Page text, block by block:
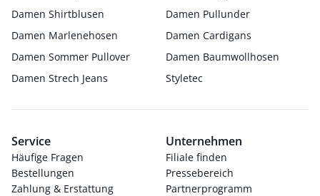
Damen Shirtblusen
Damen Pullunder
Damen Marlenehosen
Damen Cardigans
Damen Sommer Pullover
Damen Baumwollhosen
Damen Strech Jeans
Styletec
Service
Häufige Fragen
Bestellungen
Zahlung & Erstattung
Unternehmen
Filiale finden
Pressebereich
Partnerprogramm